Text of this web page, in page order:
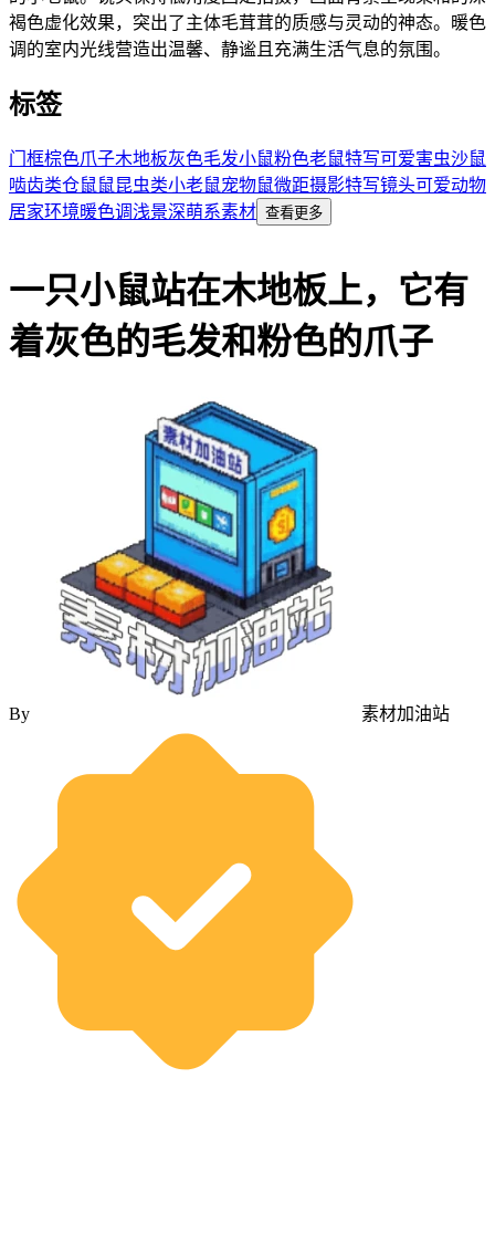
褐色虚化效果，突出了主体毛茸茸的质感与灵动的神态。暖色
调的室内光线营造出温馨、静谧且充满生活气息的氛围。
标签
门框棕色爪子木地板灰色毛发小鼠粉色老鼠特写可爱害虫沙鼠
啮齿类仓鼠 鼠 昆虫类小老鼠宠物鼠微距摄影特写镜头可爱动物
居家环境暖色调浅景深萌系素材 查看更多
一只小鼠站在木地板上，它有
着灰色的毛发和粉色的爪子
By 素材加油站